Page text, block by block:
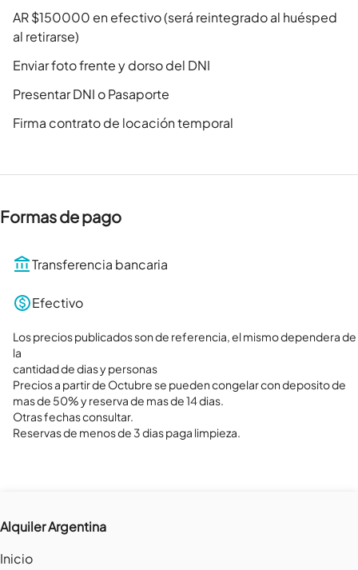
AR $150000 en efectivo (será reintegrado al huésped
al retirarse)
Enviar foto frente y dorso del DNI
Presentar DNI o Pasaporte
Firma contrato de locación temporal
Formas de pago
Transferencia bancaria
Efectivo
Los precios publicados son de referencia, el mismo dependera de
la
cantidad de dias y personas
Precios a partir de Octubre se pueden congelar con deposito de
mas de 50% y reserva de mas de 14 dias.
Otras fechas consultar.
Reservas de menos de 3 dias paga limpieza.
Alquiler Argentina
Inicio